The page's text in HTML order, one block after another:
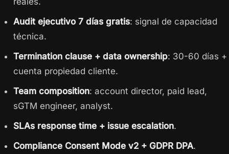
Audit ejecutivo 7 días gratis: signal de capacidad
técnica.
Termination clause + data ownership: 30-60 días +
cuenta propiedad cliente.
Team composition: account director, paid lead,
sGTM engineer, analyst.
SLAs response time + issue escalation.
Compliance Consent Mode v2 + GDPR DPA.